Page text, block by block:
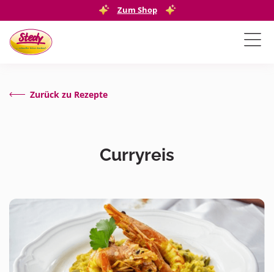
Zum Shop
Zurück zu Rezepte
Curryreis